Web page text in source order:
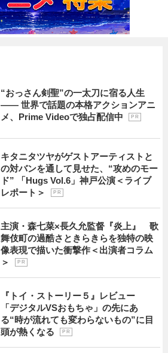
“おっさん剣聖”の一太刀に宿る人生
―― 世界で話題の本格アクションアニ
メ、Prime Videoで独占配信中
P R
キタニタツヤがゲストアーティストと
の対バンを通して見せた、“攻めのモー
ド” 「Hugs Vol.6」神戸公演＜ライブ
レポート＞
P R
主演・森七菜×長久允監督『炎上』 歌
舞伎町の過酷さときらきらを独特の映
像表現で描いた衝撃作＜出演者コラム
＞
P R
『トイ・ストーリー５』レビュー
「デジタルVSおもちゃ」の先にあ
る“時が流れても変わらないもの”に目
頭が熱くなる
P R